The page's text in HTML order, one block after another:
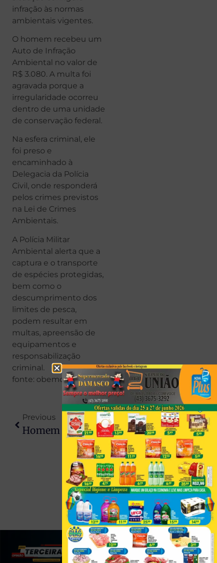
infração às normas
ambientais vigentes.
O homem recebeu um
Auto de Infração
Ambiental no valor de
R$ 3.080. A multa foi
agravada porque a
irregularidade ocorreu
dentro de uma unidade
de conservação federal.
Na esfera criminal, ele
foi preso e
encaminhado à
Delegacia da Polícia
Civil, onde responderá
pelos crimes previstos
na Lei de Crimes
Ambientais.
A Polícia Militar
Ambiental alerta que a
captura e o transporte
de espécies protegidas,
bem como o
descumprimento dos
limites de pesca,
podem resultar em
multas, apreensão de
equipamentos e
responsabilização
criminal.
fonte: obemdito
Previous
Homem É Preso Por Extorsão E Furto Contra Idoso Após Sacar Dinheiro E Realizar Compras Com Cartão Da Vítima Em Colorado
Next
Casal É Entubado Após Explosão De Churrasqueira Ao Usar Álcool Para Acender Fogo Em Mandaguari
(43) 991545950